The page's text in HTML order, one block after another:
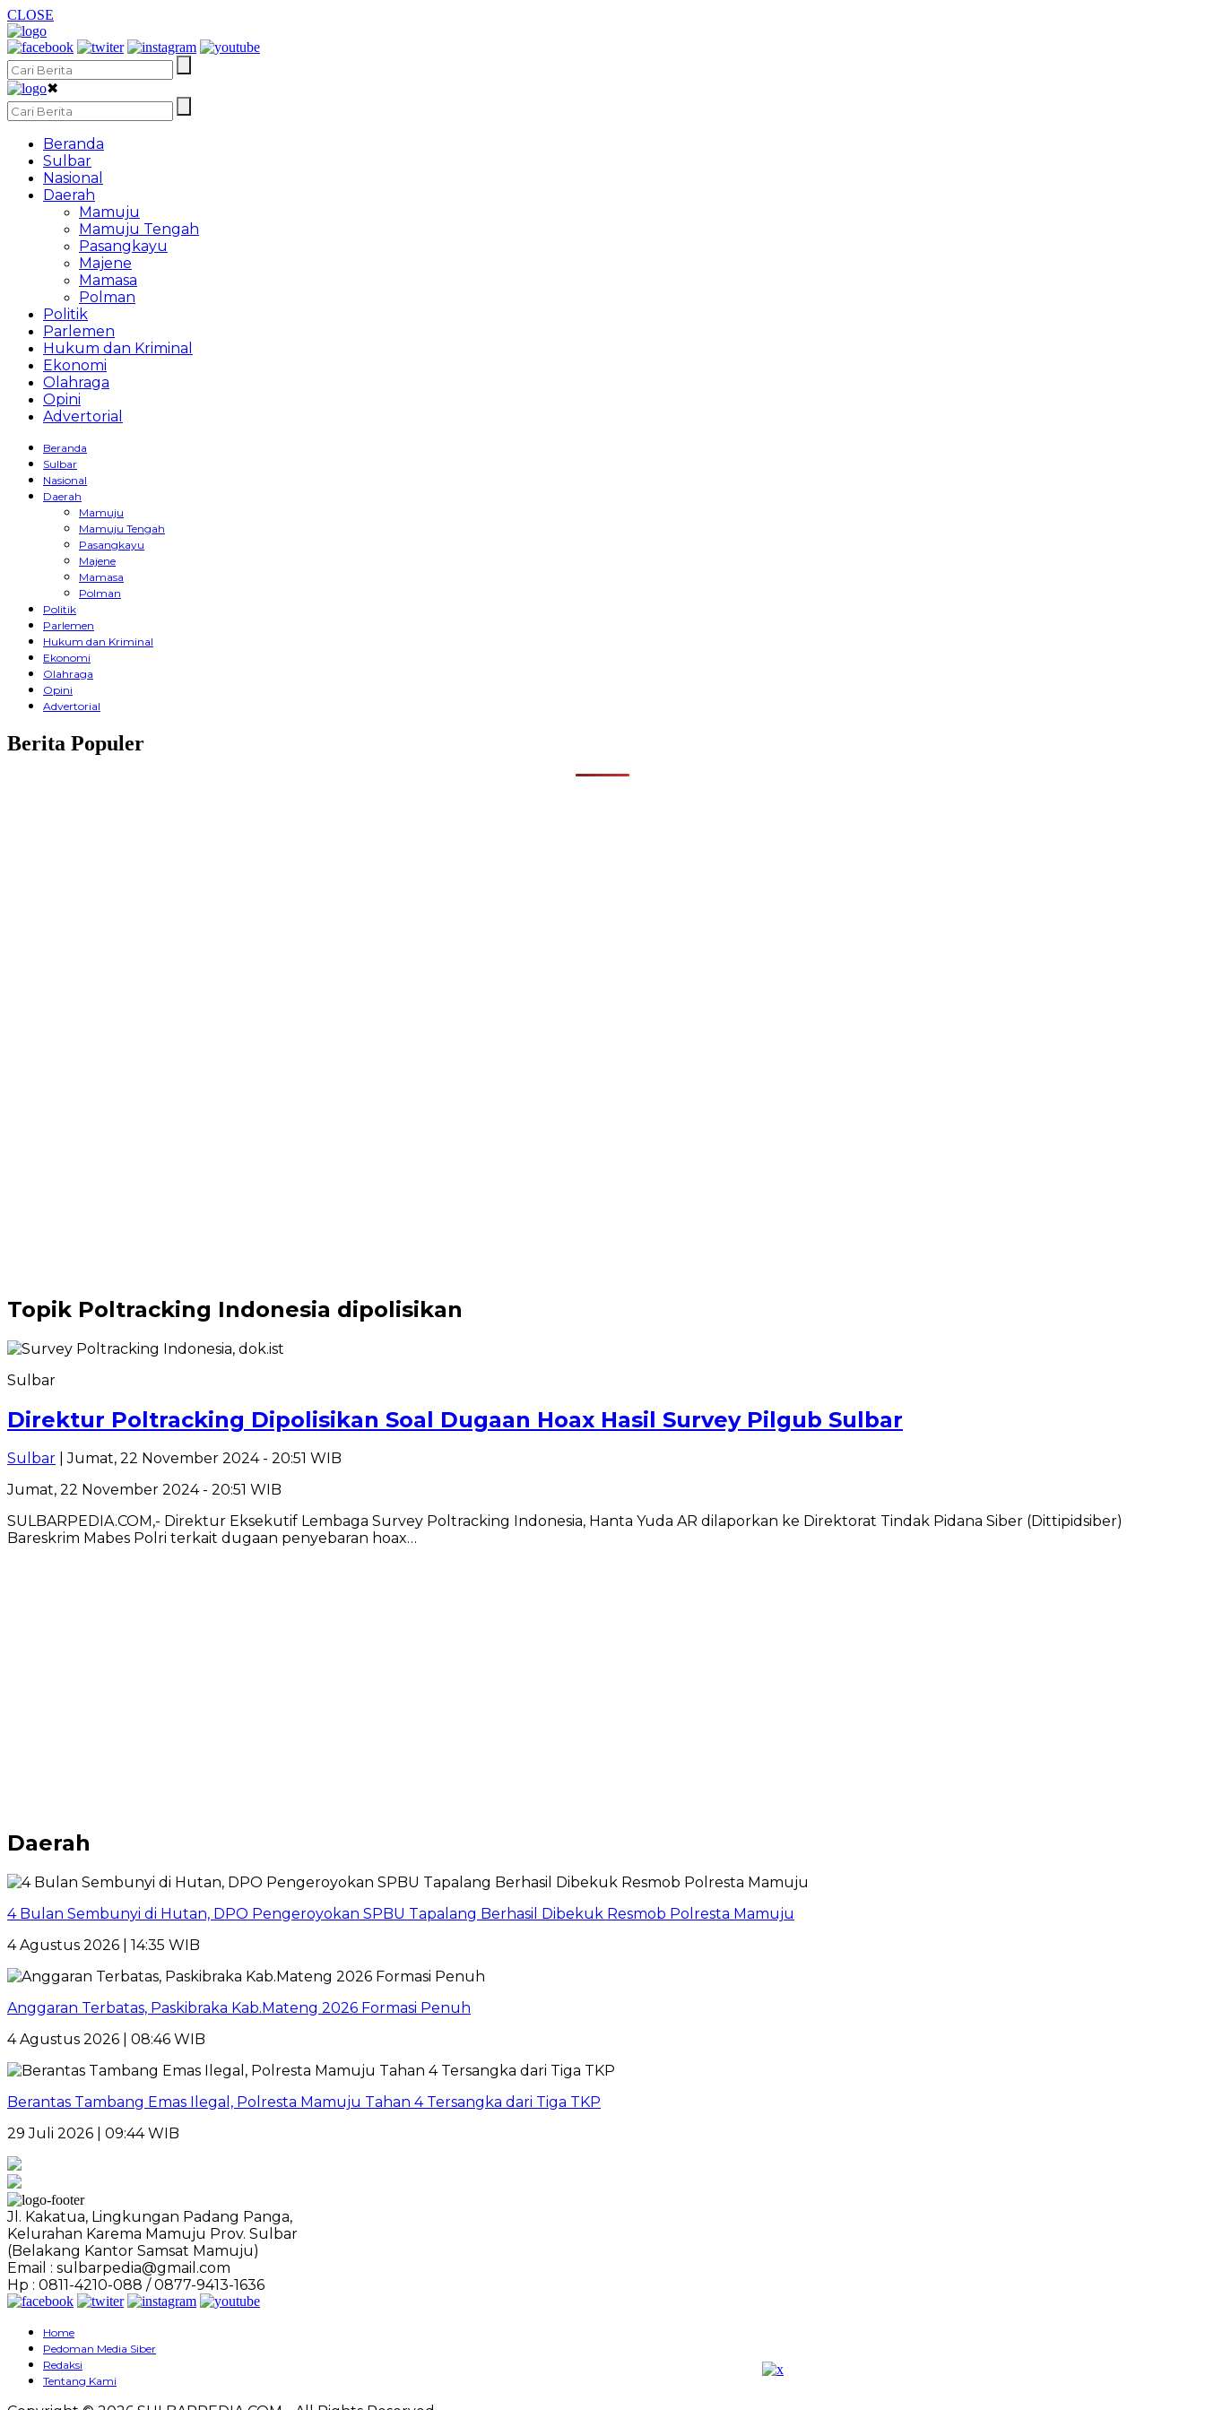
CLOSE
✖
Beranda
Sulbar
Nasional
Daerah
Mamuju
Mamuju Tengah
Pasangkayu
Majene
Mamasa
Polman
Politik
Parlemen
Hukum dan Kriminal
Ekonomi
Olahraga
Opini
Advertorial
Beranda
Sulbar
Nasional
Daerah
Mamuju
Mamuju Tengah
Pasangkayu
Majene
Mamasa
Polman
Politik
Parlemen
Hukum dan Kriminal
Ekonomi
Olahraga
Opini
Advertorial
Berita Populer
Topik Poltracking Indonesia dipolisikan
Sulbar
Direktur Poltracking Dipolisikan Soal Dugaan Hoax Hasil Survey Pilgub Sulbar
Sulbar | Jumat, 22 November 2024 - 20:51 WIB
Jumat, 22 November 2024 - 20:51 WIB
SULBARPEDIA.COM,- Direktur Eksekutif Lembaga Survey Poltracking Indonesia, Hanta Yuda AR dilaporkan ke Direktorat Tindak Pidana Siber (Dittipidsiber)
Bareskrim Mabes Polri terkait dugaan penyebaran hoax…
Daerah
4 Bulan Sembunyi di Hutan, DPO Pengeroyokan SPBU Tapalang Berhasil Dibekuk Resmob Polresta Mamuju
4 Agustus 2026 | 14:35 WIB
Anggaran Terbatas, Paskibraka Kab.Mateng 2026 Formasi Penuh
4 Agustus 2026 | 08:46 WIB
Berantas Tambang Emas Ilegal, Polresta Mamuju Tahan 4 Tersangka dari Tiga TKP
29 Juli 2026 | 09:44 WIB
Jl. Kakatua, Lingkungan Padang Panga,
Kelurahan Karema Mamuju Prov. Sulbar
(Belakang Kantor Samsat Mamuju)
Email : sulbarpedia@gmail.com
Hp : 0811-4210-088 / 0877-9413-1636
Home
Pedoman Media Siber
Redaksi
Tentang Kami